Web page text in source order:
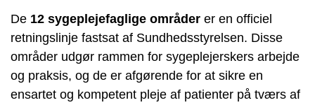
De 12 sygeplejefaglige områder er en officiel
retningslinje fastsat af Sundhedsstyrelsen. Disse
områder udgør rammen for sygeplejerskers arbejde
og praksis, og de er afgørende for at sikre en
ensartet og kompetent pleje af patienter på tværs af